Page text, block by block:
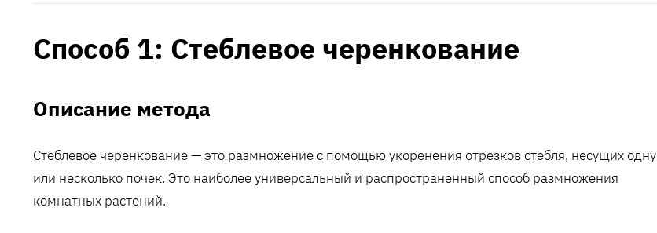
Способ 1: Стеблевое черенкование
Описание метода
Стеблевое черенкование — это размножение с помощью укоренения отрезков стебля, несущих одну
или несколько почек. Это наиболее универсальный и распространенный способ размножения
комнатных растений.